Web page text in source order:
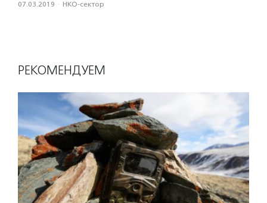
07.03.2019 · НКО-сектор
РЕКОМЕНДУЕМ